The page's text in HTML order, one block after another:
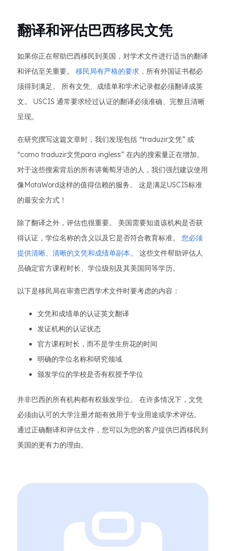
翻译和评估巴西移民文凭
如果你正在帮助巴西移民到美国，对学术文件进行适当的翻译
和评估至关重要。 移民局有严格的要求 ，所有外国证书都必
须得到满足。 所有文凭、成绩单和学术记录都必须翻译成英
文。 USCIS 通常要求经过认证的翻译必须准确、完整且清晰
呈现。
在研究撰写这篇文章时，我们发现包括 “traduzir文凭” 或
“como traduzir文凭para ingless” 在内的搜索量正在增加。
对于这些搜索背后的所有讲葡萄牙语的人，我们强烈建议使用
像MotaWord这样的值得信赖的服务。 这是满足USCIS标准
的最安全方式！
除了翻译之外，评估也很重要。 美国需要知道该机构是否获
得认证，学位名称的含义以及它是否符合教育标准。 您必须
提供清晰、清晰的文凭和成绩单副本。
这些文件帮助评估人
员确定官方课程时长、学位级别及其美国同等学历。
以下是移民局在审查巴西学术文件时要考虑的内容：
文凭和成绩单的认证英文翻译
发证机构的认证状态
官方课程时长，而不是学生所花的时间
明确的学位名称和研究领域
颁发学位的学校是否有权授予学位
并非巴西的所有机构都有权颁发学位。 在许多情况下，文凭
必须由认可的大学注册才能有效用于专业用途或学术评估。
通过正确翻译和评估文件，您可以为您的客户提供巴西移民到
美国的更有力的理由。